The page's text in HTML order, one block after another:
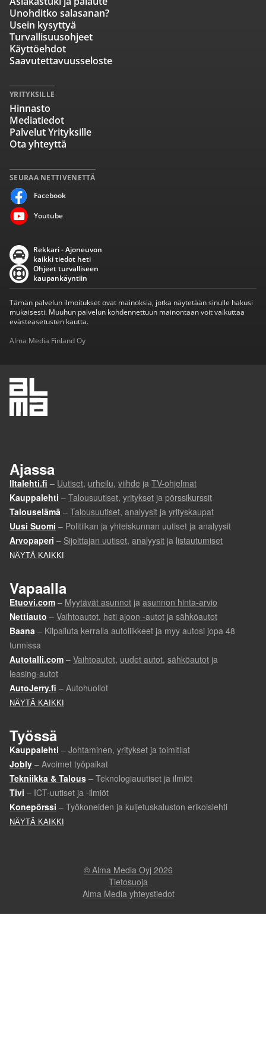
SEURAA NETTIVENETTÄ
Facebook
Youtube
Unohditko salasanan?
Usein kysyttyä
Turvallisuusohjeet
Käyttöehdot
Saavutettavuusseloste
YRITYKSILLE
Hinnasto
Mediatiedot
Palvelut Yrityksille
Ota yhteyttä
Rekkari - Ajoneuvon
kaikki tiedot heti
Ohjeet turvalliseen
kaupankäyntiin
Tämän palvelun ilmoitukset ovat mainoksia, jotka näytetään sinulle hakusi
mukaisesti. Muuhun palvelun kohdennettuun mainontaan voit vaikuttaa
evästeasetusten kautta.
Alma Media Finland Oy